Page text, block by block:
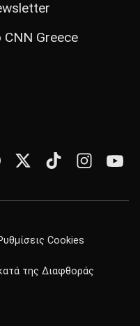
CNN Greece
Cookies
της Διαφθοράς